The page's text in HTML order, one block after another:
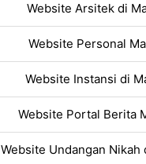
Website Arsitek di
Website Personal
Website Instansi di
Website Portal Berita
Website Undangan